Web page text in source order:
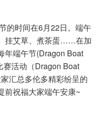
的时间在6月22日。端午
挂艾草、煮茶蛋……在加
年端午节(Dragon Boat
活动（Dragon Boat
汇总多伦多精彩纷呈的
前祝福大家端午安康~